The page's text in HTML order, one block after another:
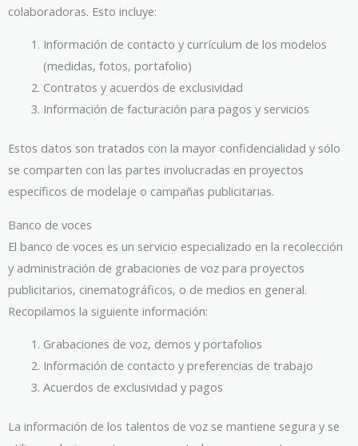
colaboradoras. Esto incluye:
Información de contacto y currículum de los modelos
(medidas, fotos, portafolio)
Contratos y acuerdos de exclusividad
Información de facturación para pagos y servicios
Estos datos son tratados con la mayor confidencialidad y sólo
se comparten con las partes involucradas en proyectos
específicos de modelaje o campañas publicitarias.
Banco de voces
El banco de voces es un servicio especializado en la recolección
y administración de grabaciones de voz para proyectos
publicitarios, cinematográficos, o de medios en general.
Recopilamos la siguiente información:
Grabaciones de voz, demos y portafolios
Información de contacto y preferencias de trabajo
Acuerdos de exclusividad y pagos
La información de los talentos de voz se mantiene segura y se